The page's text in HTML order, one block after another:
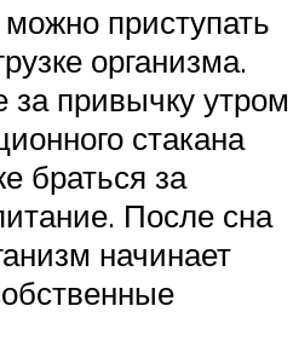
приступать
организма.
за привычку утром
стакана
браться за
После сна
начинает